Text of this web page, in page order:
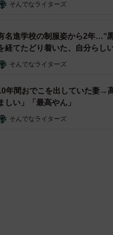
そんでなライターズ
名進学校の制服姿から2年…“
経てたどり着いた、自分らし
そんでなライターズ
年間おでこを出していた妻→
しい」「最高やん」
そんでなライターズ